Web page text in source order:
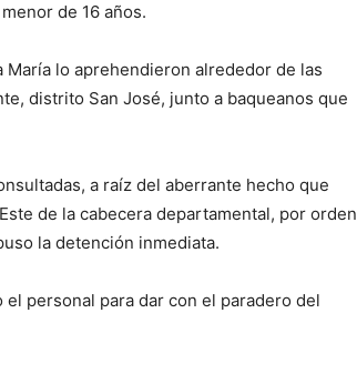
de 16 años.
lo aprehendieron alrededor de las
distrito San José, junto a baqueanos que
a raíz del aberrante hecho que
de la cabecera departamental, por orden
la detención inmediata.
personal para dar con el paradero del